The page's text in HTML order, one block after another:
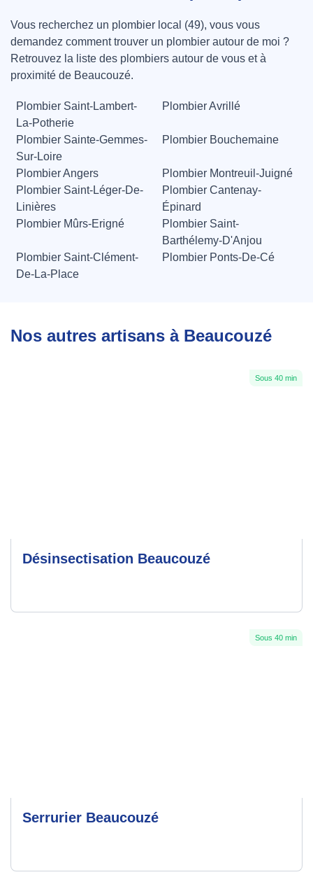
Vous recherchez un plombier local (49), vous vous
demandez comment trouver un plombier autour de moi ?
Retrouvez la liste des plombiers autour de vous et à
proximité de Beaucouzé.
Plombier Saint-Lambert-
La-Potherie
Plombier Avrillé
Plombier Sainte-Gemmes-
Sur-Loire
Plombier Bouchemaine
Plombier Angers
Plombier Montreuil-Juigné
Plombier Saint-Léger-De-
Linières
Plombier Cantenay-
Épinard
Plombier Mûrs-Erigné
Plombier Saint-
Barthélemy-D'Anjou
Plombier Saint-Clément-
De-La-Place
Plombier Ponts-De-Cé
Nos autres artisans à Beaucouzé
Sous 40 min
Désinsectisation Beaucouzé
Sous 40 min
Serrurier Beaucouzé